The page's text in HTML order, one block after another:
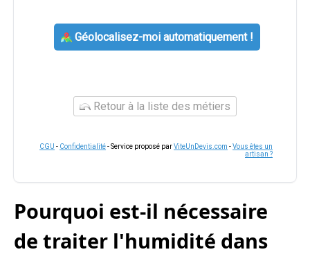
Géolocalisez-moi automatiquement !
Retour à la liste des métiers
CGU - Confidentialité- Service proposé parViteUnDevis.com -Vous êtes un
artisan ?
Pourquoi est-il nécessaire
de traiter l'humidité dans